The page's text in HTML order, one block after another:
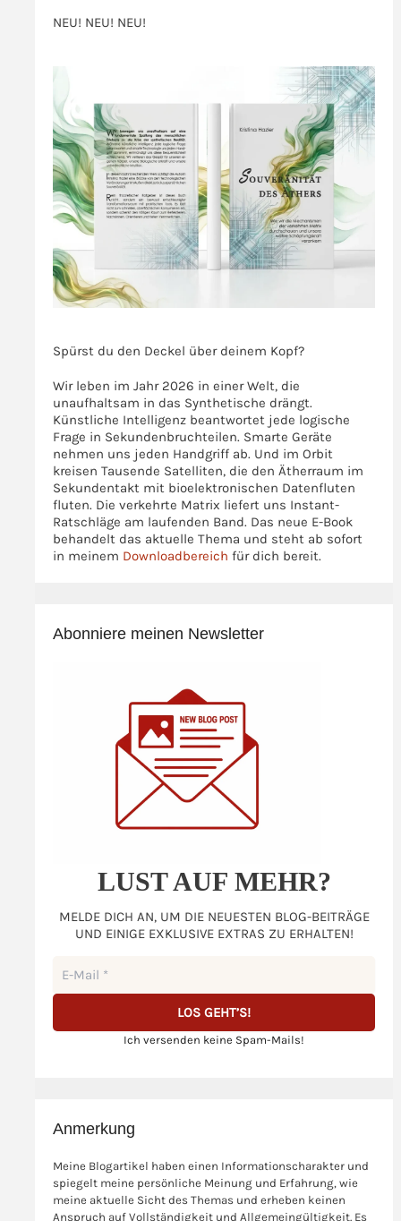
Ernährungsfeld
NEU! NEU! NEU!
Spürst du den Deckel über deinem Kopf?
Wir leben im Jahr 2026 in einer Welt, die
unaufhaltsam in das Synthetische drängt.
Künstliche Intelligenz beantwortet jede logische
Frage in Sekundenbruchteilen. Smarte Geräte
nehmen uns jeden Handgriff ab. Und im Orbit
kreisen Tausende Satelliten, die den Ätherraum im
Sekundentakt mit bioelektronischen Datenfluten
fluten. Die verkehrte Matrix liefert uns Instant-
Ratschläge am laufenden Band. Das neue E-Book
behandelt das aktuelle Thema und steht ab sofort
in meinem Downloadbereich für dich bereit.
Abonniere meinen Newsletter
LUST AUF MEHR?
MELDE DICH AN, UM DIE NEUESTEN BLOG-BEITRÄGE
UND EINIGE EXKLUSIVE EXTRAS ZU ERHALTEN!
Ich versenden keine Spam-Mails!
Anmerkung
Meine Blogartikel haben einen Informationscharakter und
spiegelt meine persönliche Meinung und Erfahrung, wie
meine aktuelle Sicht des Themas und erheben keinen
Anspruch auf Vollständigkeit und Allgemeingültigkeit. Es